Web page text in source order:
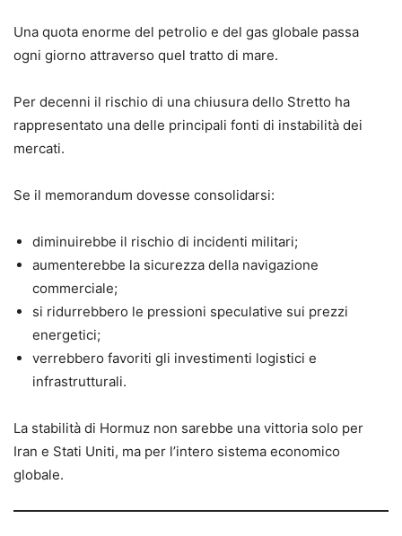
Una quota enorme del petrolio e del gas globale passa
ogni giorno attraverso quel tratto di mare.
Per decenni il rischio di una chiusura dello Stretto ha
rappresentato una delle principali fonti di instabilità dei
mercati.
Se il memorandum dovesse consolidarsi:
diminuirebbe il rischio di incidenti militari;
aumenterebbe la sicurezza della navigazione
commerciale;
si ridurrebbero le pressioni speculative sui prezzi
energetici;
verrebbero favoriti gli investimenti logistici e
infrastrutturali.
La stabilità di Hormuz non sarebbe una vittoria solo per
Iran e Stati Uniti, ma per l’intero sistema economico
globale.